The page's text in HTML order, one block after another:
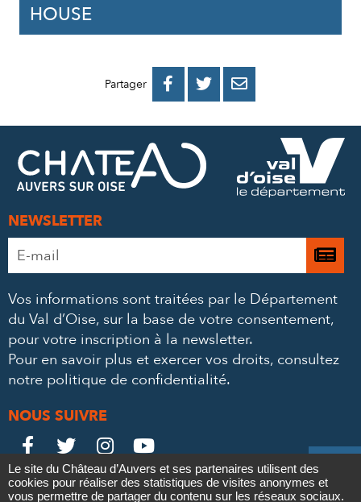
Contact
HOUSE
Partager 
PARTAGER
FACEBOOK
PARTAGER
PARTAGER
MAIL
NEWSLETTER
Adresse
e-
*
Je
à
Vos informations sont traitées par le Département
du Val d’Oise, sur la base de votre consentement,
pour votre inscription à la newsletter.
Pour en savoir plus et exercer vos droits, consultez
notre politique de confidentialité.
NOUS SUIVRE
Le
Château

Le
Château

Le
Château

Le
Château

Mentions légales Politique de confidentialité
Crédits
Le site du Château d’Auvers et ses partenaires utilisent des
cookies pour réaliser des statistiques de visites anonymes et
vous permettre de partager du contenu sur les réseaux sociaux.